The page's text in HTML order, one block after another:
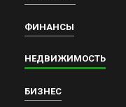
ФИНАНСЫ
НЕДВИЖИМОСТЬ
БИЗНЕС